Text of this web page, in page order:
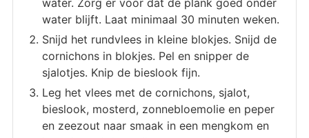
water blijft. Laat minimaal 30 minuten weken.
Snijd het rundvlees in kleine blokjes. Snijd de
cornichons in blokjes. Pel en snipper de
sjalotjes. Knip de bieslook fijn.
Leg het vlees met de cornichons, sjalot,
bieslook, mosterd, zonnebloemolie en peper
en zeezout naar smaak in een mengkom en